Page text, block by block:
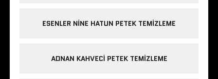
ESENLER NINE HATUN PETEK TEMIZLEME
ADNAN KAHVECI PETEK TEMIZLEME